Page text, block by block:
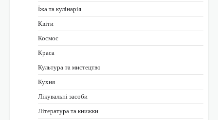
Їжа та кулінарія
Квіти
Космос
Краса
Культура та мистецтво
Кухня
Лікувальні засоби
Література та книжки